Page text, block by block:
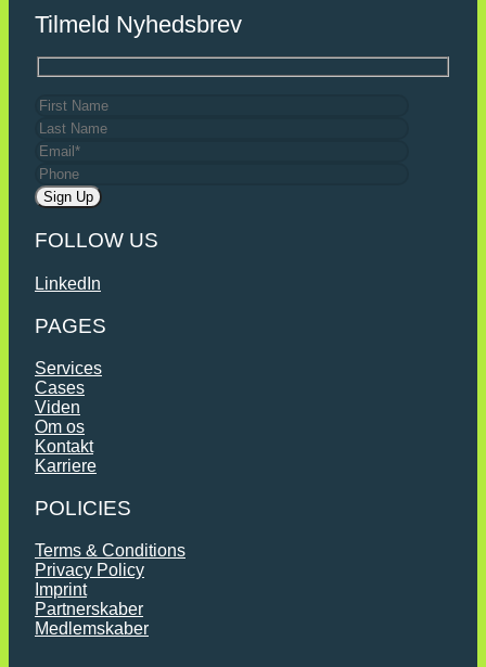
Tilmeld Nyhedsbrev
FOLLOW US
LinkedIn
PAGES
Services
Cases
Viden
Om os
Kontakt
Karriere
POLICIES
Terms & Conditions
Privacy Policy
Imprint
Partnerskaber
Medlemskaber